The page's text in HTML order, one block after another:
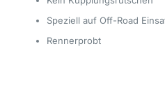
Speziell auf Off-Road
Rennerprobt